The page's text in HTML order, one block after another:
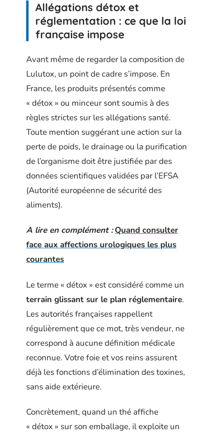
Allégations détox et
réglementation : ce que la loi
française impose
Avant même de regarder la composition de
Lulutox, un point de cadre s’impose. En
France, les produits présentés comme
« détox » ou minceur sont soumis à des
règles strictes sur les allégations santé.
Toute mention suggérant une action sur la
perte de poids, le drainage ou la purification
de l’organisme doit être justifiée par des
données scientifiques validées par l’EFSA
(Autorité européenne de sécurité des
aliments).
A lire en complément : Quand consulter
face aux affections urologiques les plus
courantes
Le terme « détox » est considéré comme un
terrain glissant sur le plan réglementaire.
Les autorités françaises rappellent
régulièrement que ce mot, très vendeur, ne
correspond à aucune définition médicale
reconnue. Votre foie et vos reins assurent
déjà les fonctions d’élimination des toxines,
sans aide extérieure.
Concrètement, quand un thé affiche
« détox » sur son emballage, il exploite un